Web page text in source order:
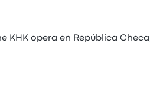
KHK opera en República